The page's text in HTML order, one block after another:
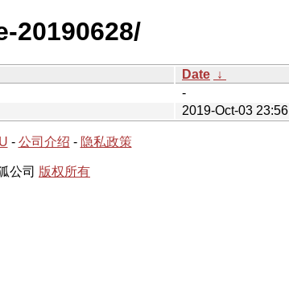
20190628/
Date ↓
-
2019-Oct-03 23:56
- 公司介绍 - 隐私政策
公司 版权所有